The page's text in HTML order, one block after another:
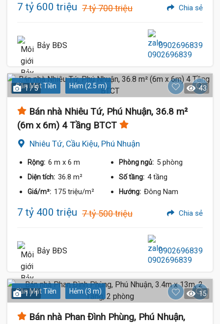
7 tỷ 600 triệu 7 tỷ 700 triệu Chia sẻ
Bảy BĐS 0902696839
Gần Mặt Tiền Hẻm (2.5 m)
1 / 5 43
Bán nhà Nhiêu Tứ, Phú Nhuận, 36.8 m²
(6m x 6m) 4 Tầng BTCT
Nhiêu Tứ, Cầu Kiệu, Phú Nhuận
Rộng: 6 m x 6 m Phòng ngủ: 5 phòng
Diện tích: 36.8 m² Số tầng: 4 tầng
Giá/m²: 175 triệu/m² Hướng: Đông Nam
7 tỷ 400 triệu 7 tỷ 500 triệu Chia sẻ
Bảy BĐS 0902696839
Gần Mặt Tiền Hẻm (3 m)
1 / 1 15
Bán nhà Phan Đình Phùng, Phú Nhuận,